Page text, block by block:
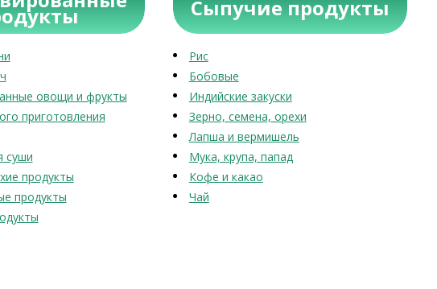
овощи и фрукты
приготовления
суши
продукты
продукты
Сыпучие продукты
Рис
Бобовые
Индийские закуски
Зерно, семена, орехи
Лапша и вермишель
Мука, крупа, папад
Кофе и какао
Чай